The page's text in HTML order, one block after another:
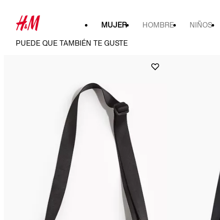
MUJER HOMBRE NIÑOS
PUEDE QUE TAMBIÉN TE GUSTE